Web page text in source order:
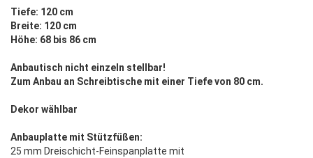
Tiefe: 120 cm
Breite: 120 cm
Höhe: 68 bis 86 cm
Anbautisch nicht einzeln stellbar!
Zum Anbau an Schreibtische mit einer Tiefe von 80 cm.
Dekor wählbar
Anbauplatte mit Stützfüßen:
25 mm Dreischicht-Feinspanplatte mit